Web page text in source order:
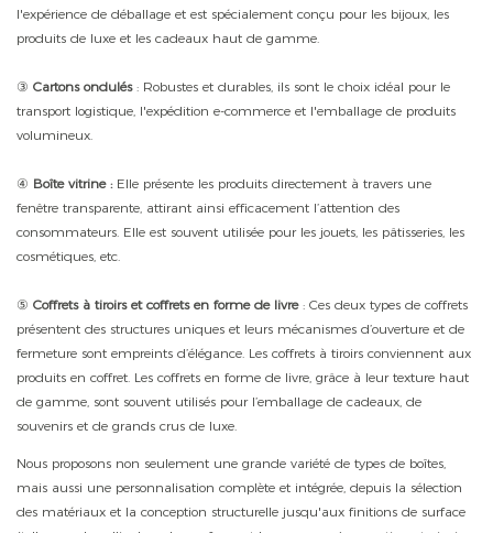
l'expérience de déballage et est spécialement conçu pour les bijoux, les
produits de luxe et les cadeaux haut de gamme.
③ Cartons ondulés: Robustes et durables, ils sont le choix idéal pour le
transport logistique, l'expédition e-commerce et l'emballage de produits
volumineux.
④ Boîte vitrine :Elle présente les produits directement à travers une
fenêtre transparente, attirant ainsi efficacement l’attention des
consommateurs. Elle est souvent utilisée pour les jouets, les pâtisseries, les
cosmétiques, etc.
⑤ Coffrets à tiroirs et coffrets en forme de livre: Ces deux types de coffrets
présentent des structures uniques et leurs mécanismes d’ouverture et de
fermeture sont empreints d’élégance. Les coffrets à tiroirs conviennent aux
produits en coffret. Les coffrets en forme de livre, grâce à leur texture haut
de gamme, sont souvent utilisés pour l’emballage de cadeaux, de
souvenirs et de grands crus de luxe.
Nous proposons non seulement une grande variété de types de boîtes,
mais aussi une personnalisation complète et intégrée, depuis la sélection
des matériaux et la conception structurelle jusqu'aux finitions de surface